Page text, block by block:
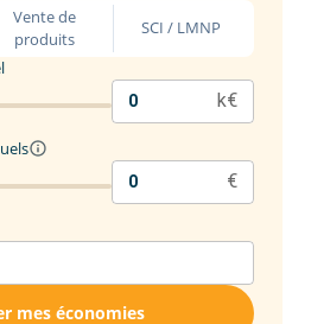
Vente de
produits
SCI / LMNP
k€
€
mes économies